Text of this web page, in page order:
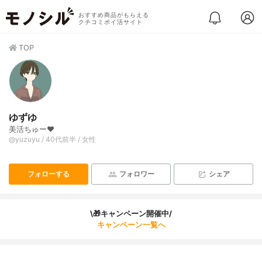
おすすめ商品がもらえる
クチコミポイ活サイト
TOP
ゆずゆ
美活ちゅー❤️
@yuzuyu / 40代前半 / 女性
フォローする フォロワー シェア
\🎁キャンペーン開催中/
キャンペーン一覧へ